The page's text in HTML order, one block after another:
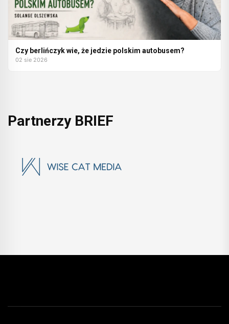
Czy berlińczyk wie, że jedzie polskim autobusem?
02 sie 2026
Partnerzy BRIEF